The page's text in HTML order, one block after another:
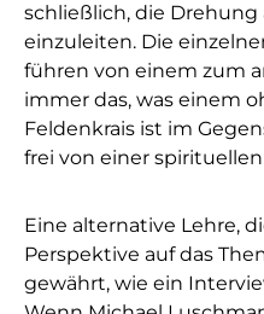
schließlich, die Drehung
einzuleiten. Die
führen von einem zum
immer das, was einem
Feldenkrais ist im
frei von einer
Eine alternative Lehre,
Perspektive auf das
gewährt, wie ein